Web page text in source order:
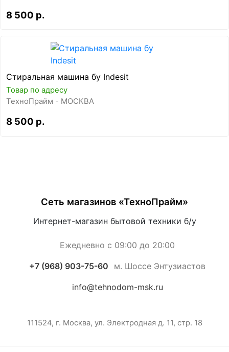
8 500 р.
Стиральная машина бу Indesit
Товар по адресу
ТехноПрайм - МОСКВА
8 500 р.
Сеть магазинов «ТехноПрайм»
Интернет-магазин бытовой техники б/у
Ежедневно с 09:00 до 20:00
+7 (968) 903-75-60 м. Шоссе Энтузиастов
info@tehnodom-msk.ru
111524, г. Москва, ул. Электродная д. 11, стр. 18